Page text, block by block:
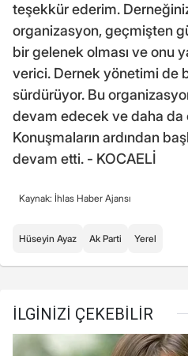
teşekkür ederim.
organizasyon, geçmişten
bir gelenek olması ve onu
verici. Dernek yönetimi de
sürdürüyor. Bu
devam edecek ve daha
Konuşmaların ardından
devam etti. - KOCAELİ
Kaynak: İhlas Haber Ajansı
Hüseyin Ayaz Ak Parti Yerel